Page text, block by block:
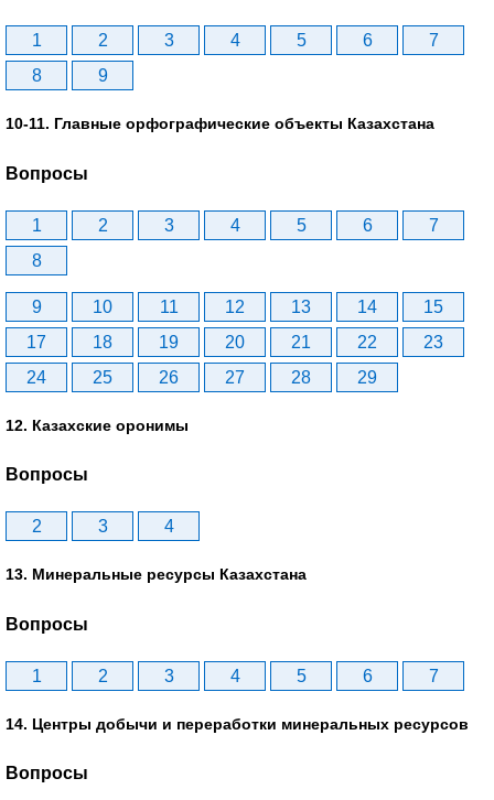
1 2 3 4 5 6
7
8
9
10-11. Главные орфографические объекты Казахстана
Вопросы
1 2 3 4 5 6
7
8
9 10 11 12 13 14
15
17
18 19 20 21 22
23
24
25 26 27 28 29
12. Казахские оронимы
Вопросы
2 3 4
13. Минеральные ресурсы Казахстана
Вопросы
1 2 3 4 5 6 7
14. Центры добычи и переработки минеральных ресурсов
Вопросы